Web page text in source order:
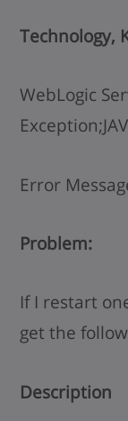
Technology,
WebLogic
Error
Problem:
If I restart
get the
Description